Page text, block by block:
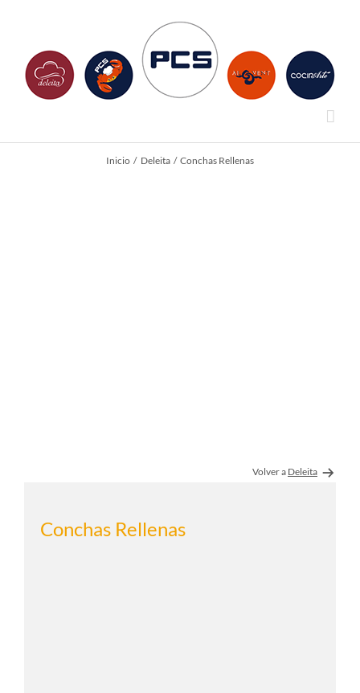
Inicio Deleita Conchas Rellenas
Volver a Deleita
Conchas Rellenas